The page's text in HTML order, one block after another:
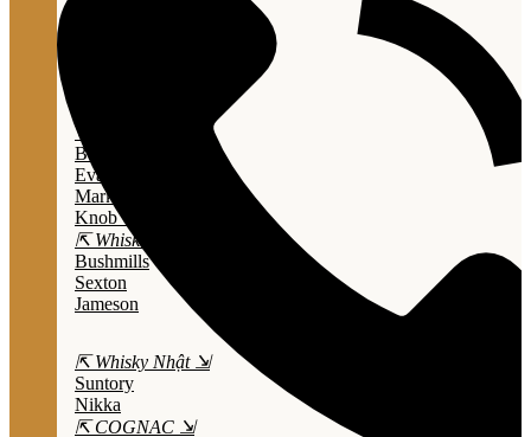
Wild Turkey
Bulleit Bourbon
Evan Williams
Marker's Mark
Knob Creek
⇱ Whiskey Ailen ⇲
Bushmills
Sexton
Jameson
⇱ Whisky Nhật ⇲
Suntory
Nikka
⇱ COGNAC ⇲